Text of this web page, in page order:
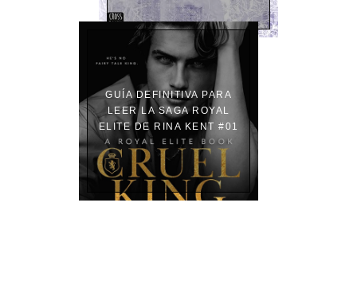
GUÍA DEFINITIVA PARA
LEER LA SAGA ROYAL
ELITE DE RINA KENT #01